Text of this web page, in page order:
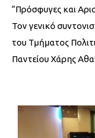
“Πρόσφυγες και
Τον γενικό
του Τμήματος
Παντείου Χάρης